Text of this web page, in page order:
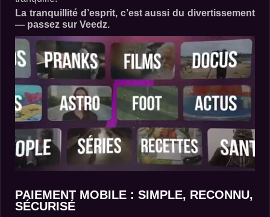
La tranquillité d’esprit, c’est aussi du divertissement
— passez sur Veedz.
PAIEMENT MOBILE : SIMPLE, RECONNU,
SÉCURISÉ